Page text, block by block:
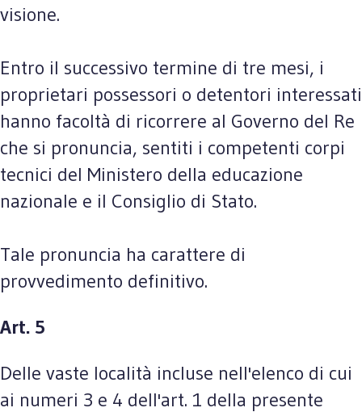
visione.
Entro il successivo termine di tre mesi, i
proprietari possessori o detentori interessati
hanno facoltà di ricorrere al Governo del Re
che si pronuncia, sentiti i competenti corpi
tecnici del Ministero della educazione
nazionale e il Consiglio di Stato.
Tale pronuncia ha carattere di
provvedimento definitivo.
Art. 5
Delle vaste località incluse nell'elenco di cui
ai numeri 3 e 4 dell'art. 1 della presente